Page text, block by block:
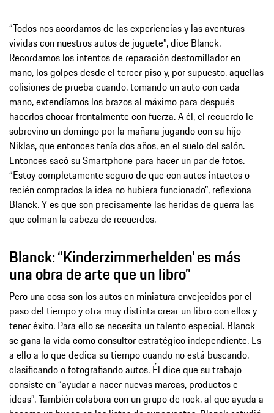
“Todos nos acordamos de las experiencias y las aventuras
vividas con nuestros autos de juguete”, dice Blanck.
Recordamos los intentos de reparación destornillador en
mano, los golpes desde el tercer piso y, por supuesto, aquellas
colisiones de prueba cuando, tomando un auto con cada
mano, extendíamos los brazos al máximo para después
hacerlos chocar frontalmente con fuerza. A él, el recuerdo le
sobrevino un domingo por la mañana jugando con su hijo
Niklas, que entonces tenía dos años, en el suelo del salón.
Entonces sacó su Smartphone para hacer un par de fotos.
“Estoy completamente seguro de que con autos intactos o
recién comprados la idea no hubiera funcionado”, reflexiona
Blanck. Y es que son precisamente las heridas de guerra las
que colman la cabeza de recuerdos.
Blanck: “Kinderzimmerhelden' es más
una obra de arte que un libro”
Pero una cosa son los autos en miniatura envejecidos por el
paso del tiempo y otra muy distinta crear un libro con ellos y
tener éxito. Para ello se necesita un talento especial. Blanck
se gana la vida como consultor estratégico independiente. Es
a ello a lo que dedica su tiempo cuando no está buscando,
clasificando o fotografiando autos. Él dice que su trabajo
consiste en “ayudar a nacer nuevas marcas, productos e
ideas”. También colabora con un grupo de rock, al que ayuda a